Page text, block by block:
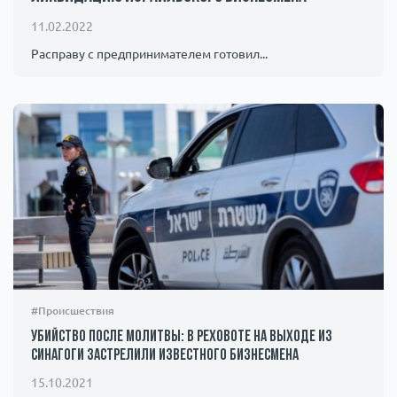
Происшествия
11.02.2022
Расправу с предпринимателем готовил...
#Происшествия
Убийство после молитвы: в Реховоте на выходе из
синагоги застрелили известного бизнесмена
15.10.2021